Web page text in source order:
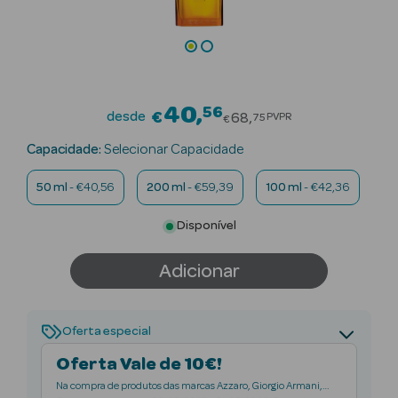
Beauty Season
Beauty Season
Maquilhagem
Beauty Season
Nutricosmética
Beauty Season
Perfumes
Beauty Season
desde €40 56Price reduced
€68 75 PVPR
Capacidade: Selecionar Capacidade
50 ml - €40,56 200 ml - €59,39 100 ml - €42,36
Disponível
Adicionar
Oferta especial
Oferta Vale de 10€!
Na compra de produtos das marcas Azzaro, Giorgio Armani,